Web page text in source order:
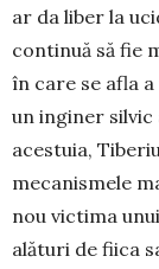
ar da liber la
continuă să fie
în care se afla
un inginer silvic
acestuia,
mecanismele
nou victima
alături de fiica